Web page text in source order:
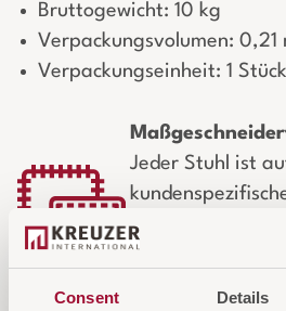
Consent Details
Bruttogewicht: 10 kg
Verpackungsvolumen: 0,21
Verpackungseinheit: 1 Stück
Jeder Stuhl ist
Wählen Sie aus
Farben und